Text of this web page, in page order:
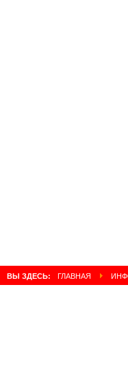
ВЫ ЗДЕСЬ: ГЛАВНАЯ